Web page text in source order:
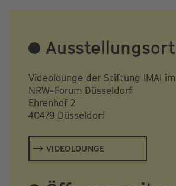
Ausstellungsort
Videolounge der Stiftung IMAI im
NRW-Forum Düsseldorf
Ehrenhof 2
40479 Düsseldorf
VIDEOLOUNGE